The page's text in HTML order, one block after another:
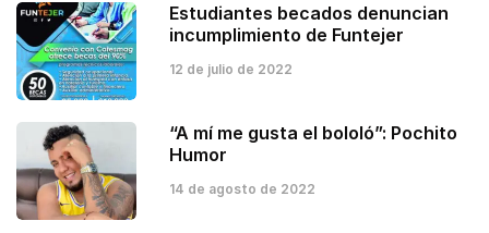
Estudiantes becados denuncian
incumplimiento de Funtejer
12 de julio de 2022
“A mí me gusta el bololó”: Pochito
Humor
14 de agosto de 2022